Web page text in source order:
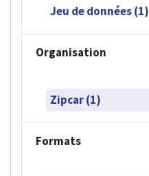
Jeu de données (1)
Organisation
Zipcar (1)
Formats